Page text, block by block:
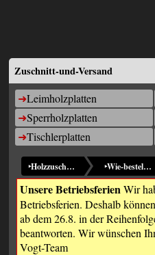
Zuschnitt-und-Versand
Leimholzplatten
Sperrholzplatten
Tischlerplatten
‣ Holzzuschnitte (Home) ‣ Wie-bestelle-ich
Unsere Betriebsferien Wir
Betriebsferien. Deshalb
ab dem 26.8. in der
beantworten. Wir wünschen
Vogt-Team